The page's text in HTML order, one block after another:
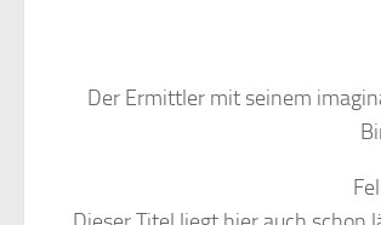
Der Ermittler mit seinem